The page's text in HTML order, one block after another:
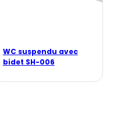
WC suspendu avec
bidet SH-006